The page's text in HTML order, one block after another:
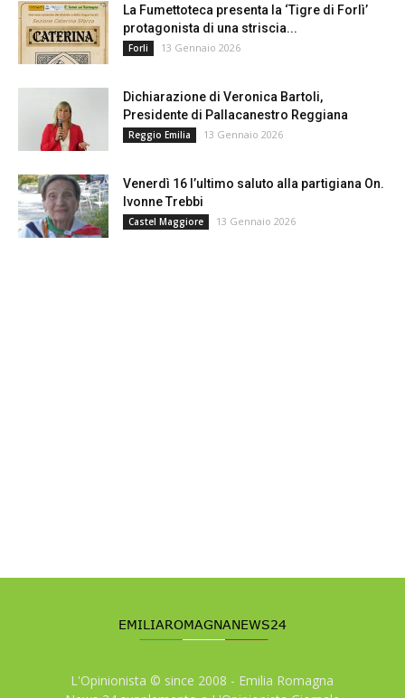
La Fumettoteca presenta la ‘Tigre di Forlì’
protagonista di una striscia...
Forli 13 Gennaio 2026
Dichiarazione di Veronica Bartoli,
Presidente di Pallacanestro Reggiana
Reggio Emilia 13 Gennaio 2026
Venerdì 16 l’ultimo saluto alla partigiana On.
Ivonne Trebbi
Castel Maggiore 13 Gennaio 2026
L'Opinionista © since 2008 - Emilia Romagna